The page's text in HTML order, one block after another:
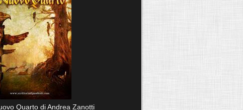
Quarto di Andrea Zanotti